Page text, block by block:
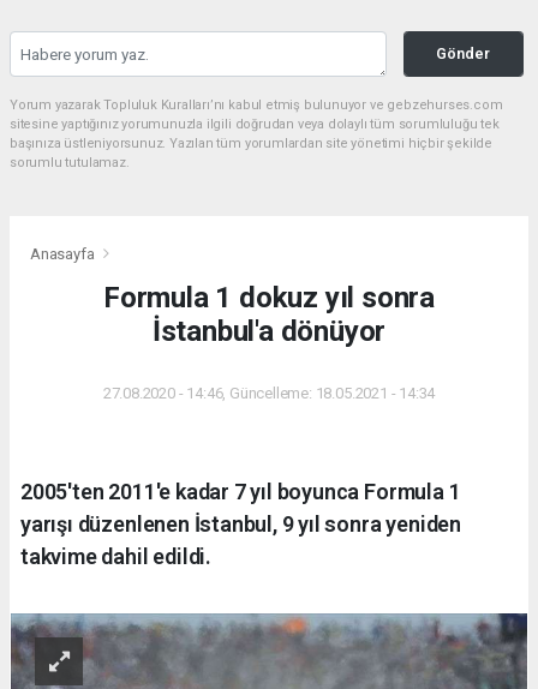
Gönder
Yorum yazarak Topluluk Kuralları’nı kabul etmiş bulunuyor ve gebzehurses.com
sitesine yaptığınız yorumunuzla ilgili doğrudan veya dolaylı tüm sorumluluğu tek
başınıza üstleniyorsunuz. Yazılan tüm yorumlardan site yönetimi hiçbir şekilde
sorumlu tutulamaz.
Anasayfa
Formula 1 dokuz yıl sonra
İstanbul'a dönüyor
27.08.2020 - 14:46, Güncelleme: 18.05.2021 - 14:34
2005'ten 2011'e kadar 7 yıl boyunca Formula 1
yarışı düzenlenen İstanbul, 9 yıl sonra yeniden
takvime dahil edildi.